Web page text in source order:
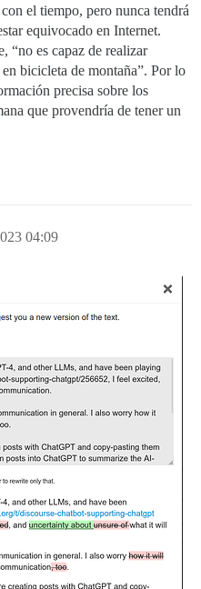
el tiempo, pero nunca tendrá
equivocado en Internet.
“no es capaz de realizar
bicicleta de montaña”. Por lo
precisa sobre los
que provendría de tener un
04:09